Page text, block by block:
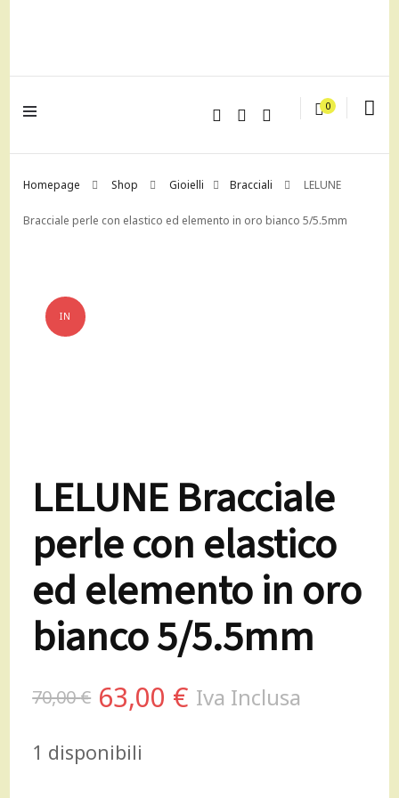
0
Homepage Shop Gioielli Bracciali LELUNE
Bracciale perle con elastico ed elemento in oro bianco 5/5.5mm
IN
LELUNE Bracciale
perle con elastico
ed elemento in oro
bianco 5/5.5mm
70,00€ Il
63,00 € Il
Iva Inclusa
1 disponibili